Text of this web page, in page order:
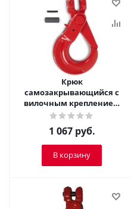
Крюк
самозакрывающийся с
вилочным креплением
TOR 3,15 т
1 067руб.
В корзину